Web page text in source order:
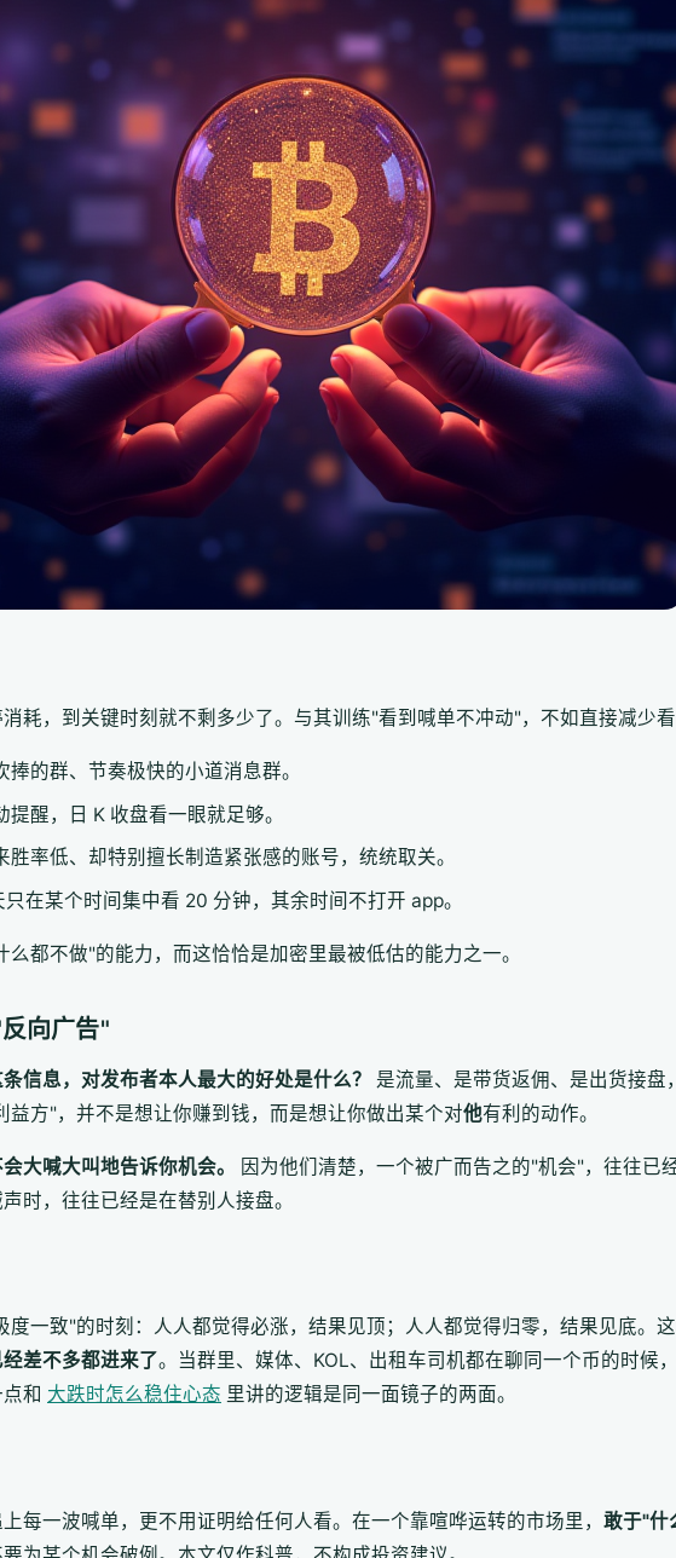
耗，到关键时刻就不剩多少了。与其训练"看到喊单不冲动"，不如直接减少看
的群、节奏极快的小道消息群。
醒，日 K 收盘看一眼就足够。
胜率低、却特别擅长制造紧张感的账号，统统取关。
在某个时间集中看 20 分钟，其余时间不打开 app。
都不做"的能力，而这恰恰是加密里最被低估的能力之一。
向广告"
信息，对发布者本人最大的好处是什么？
是流量、是带货返佣、是出货接盘
方"，并不是想让你赚到钱，而是想让你做出某个对他有利的动作。
大喊大叫地告诉你机会。
因为他们清楚，一个被广而告之的"机会"，往往已
，往往已经是在替别人接盘。
一致"的时刻：人人都觉得必涨，结果见顶；人人都觉得归零，结果见底。这
差不多都进来了。当群里、媒体、KOL、出租车司机都在聊同一个币的时候
和 大跌时怎么稳住心态 里讲的逻辑是同一面镜子的两面。
每一波喊单，更不用证明给任何人看。在一个靠喧哗运转的市场里， 敢于"什